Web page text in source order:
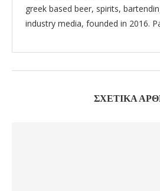
greek based beer, spirits,
industry media, founded in 2016.
ΣΧΕΤΙΚΆ